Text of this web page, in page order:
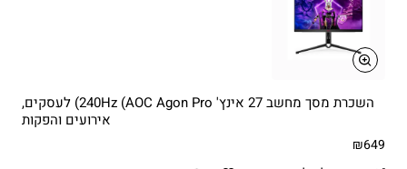
השכרת מסך מחשב 27 אינץ' 240Hz (AOC Agon Pro) לעסקים,
אירועים והפקות
₪649